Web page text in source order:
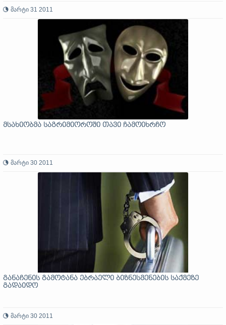
მარტი 31 2011
მსახიობმა საგრიმიოროში თავი ჩამოიხრჩო
მარტი 30 2011
განაჩენის გამოტანა ებრაელი ბიზნესმენების საქმეზე
გადაიდო
მარტი 30 2011